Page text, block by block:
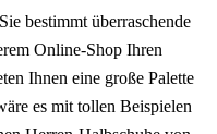
bestimmt überraschende
Online-Shop Ihren
Ihnen eine große Palette
es mit tollen Beispielen